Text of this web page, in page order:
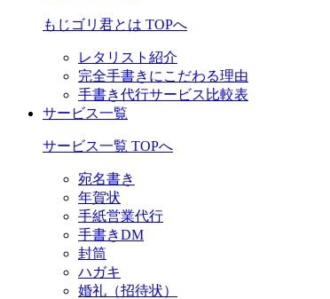
もじゴリ君とは TOPへ
レタリスト紹介
完全手書きにこだわる理由
手書き代行サービス比較表
サービス一覧
サービス一覧 TOPへ
宛名書き
年賀状
手紙営業代行
手書きDM
封筒
ハガキ
婚礼（招待状）